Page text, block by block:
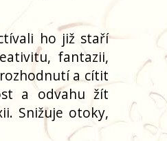
ho již staří
fantazii,
a cítit
a odvahu žít
Snižuje otoky,